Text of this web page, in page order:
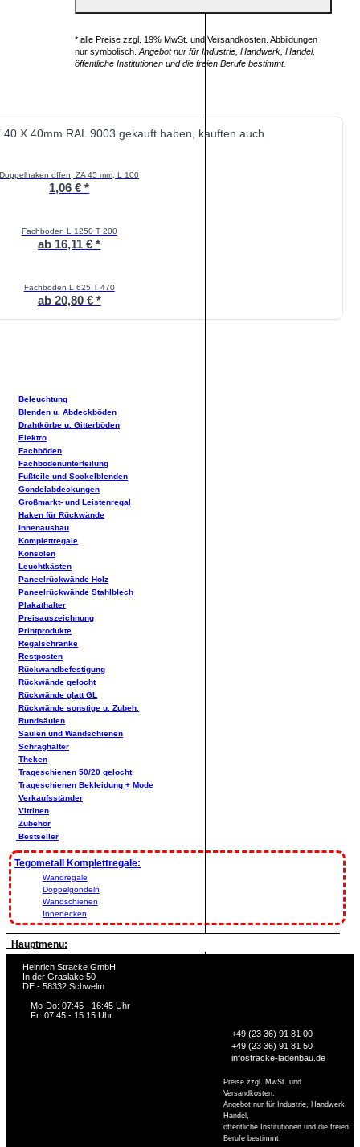
* alle Preise zzgl. 19% MwSt. und Versandkosten. Abbildungen
nur symbolisch. Angebot nur für Industrie, Handwerk, Handel,
öffentliche Institutionen und die freien Berufe bestimmt.
X 40mm RAL 9003 gekauft haben, kauften auch
Doppelhaken offen, ZA 45 mm, L 100
1,06 € *
Fachboden L 1250 T 200
ab 16,11 € *
Fachboden L 625 T 470
ab 20,80 € *
Beleuchtung
Blenden u. Abdeckböden
Drahtkörbe u. Gitterböden
Elektro
Fachböden
Fachbodenunterteilung
Fußteile und Sockelblenden
Gondelabdeckungen
Großmarkt- und Leistenregal
Haken für Rückwände
Innenausbau
Komplettregale
Konsolen
Leuchtkästen
Paneelrückwände Holz
Paneelrückwände Stahlblech
Plakathalter
Preisauszeichnung
Printprodukte
Regalschränke
Restposten
Rückwandbefestigung
Rückwände gelocht
Rückwände glatt GL
Rückwände sonstige u. Zubeh.
Rundsäulen
Säulen und Wandschienen
Schräghalter
Theken
Trageschienen 50/20 gelocht
Trageschienen Bekleidung + Mode
Verkaufsständer
Vitrinen
Zubehör
Bestseller
Tegometall Komplettregale:
Wandregale
Doppelgondeln
Wandschienen
Innenecken
Hauptmenu:
Heinrich Stracke GmbH
In der Graslake 50
DE - 58332 Schwelm
Mo-Do: 07:45 - 16:45 Uhr
Fr: 07:45 - 15:15 Uhr
+49 (23 36) 91 81 00
+49 (23 36) 91 81 50
infostracke-ladenbau.de
Preise zzgl. MwSt. und
Versandkosten.
Angebot nur für Industrie, Handwerk,
Handel,
öffentliche Institutionen und die freien
Berufe bestimmt.